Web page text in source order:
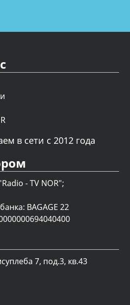
в сети с 2012 года
- TV NOR";
BAGAGE 22
7, под.3, кв.43